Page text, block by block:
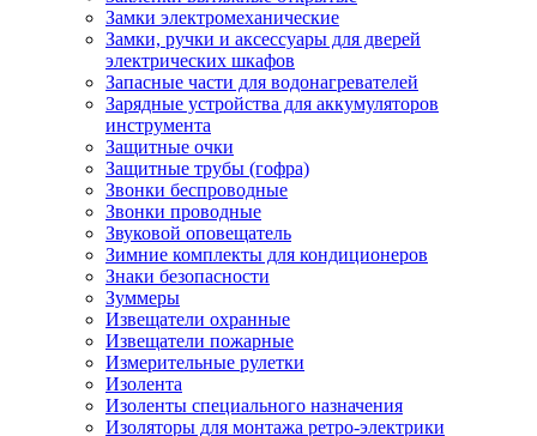
Замки электромеханические
Замки, ручки и аксессуары для дверей
электрических шкафов
Запасные части для водонагревателей
Зарядные устройства для аккумуляторов
инструмента
Защитные очки
Защитные трубы (гофра)
Звонки беспроводные
Звонки проводные
Звуковой оповещатель
Зимние комплекты для кондиционеров
Знаки безопасности
Зуммеры
Извещатели охранные
Извещатели пожарные
Измерительные рулетки
Изолента
Изоленты специального назначения
Изоляторы для монтажа ретро-электрики